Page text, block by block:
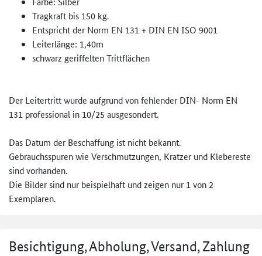
Tragkraft bis 150 kg.
Entspricht der Norm EN 131 + DIN EN ISO 9001
Leiterlänge: 1,40m
schwarz geriffelten Trittflächen
Der Leitertritt wurde aufgrund von fehlender DIN- Norm EN
131 professional in 10/25 ausgesondert.
Das Datum der Beschaffung ist nicht bekannt.
Gebrauchsspuren wie Verschmutzungen, Kratzer und Klebereste
sind vorhanden.
Die Bilder sind nur beispielhaft und zeigen nur 1 von 2
Exemplaren.
Besichtigung, Abholung, Versand, Zahlung